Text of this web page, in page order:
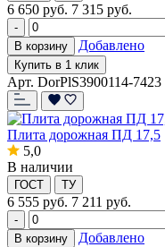
6 650 руб. 7 315 руб.
-
В корзину
Добавлено
Купить в 1 клик
Арт. DorPlS3900114-7423
Плита дорожная ПД 17,5
5,0
В наличии
ГОСТ ТУ
6 555 руб. 7 211 руб.
-
В корзину
Добавлено